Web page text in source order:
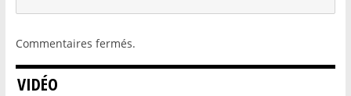
Commentaires fermés.
VIDÉO